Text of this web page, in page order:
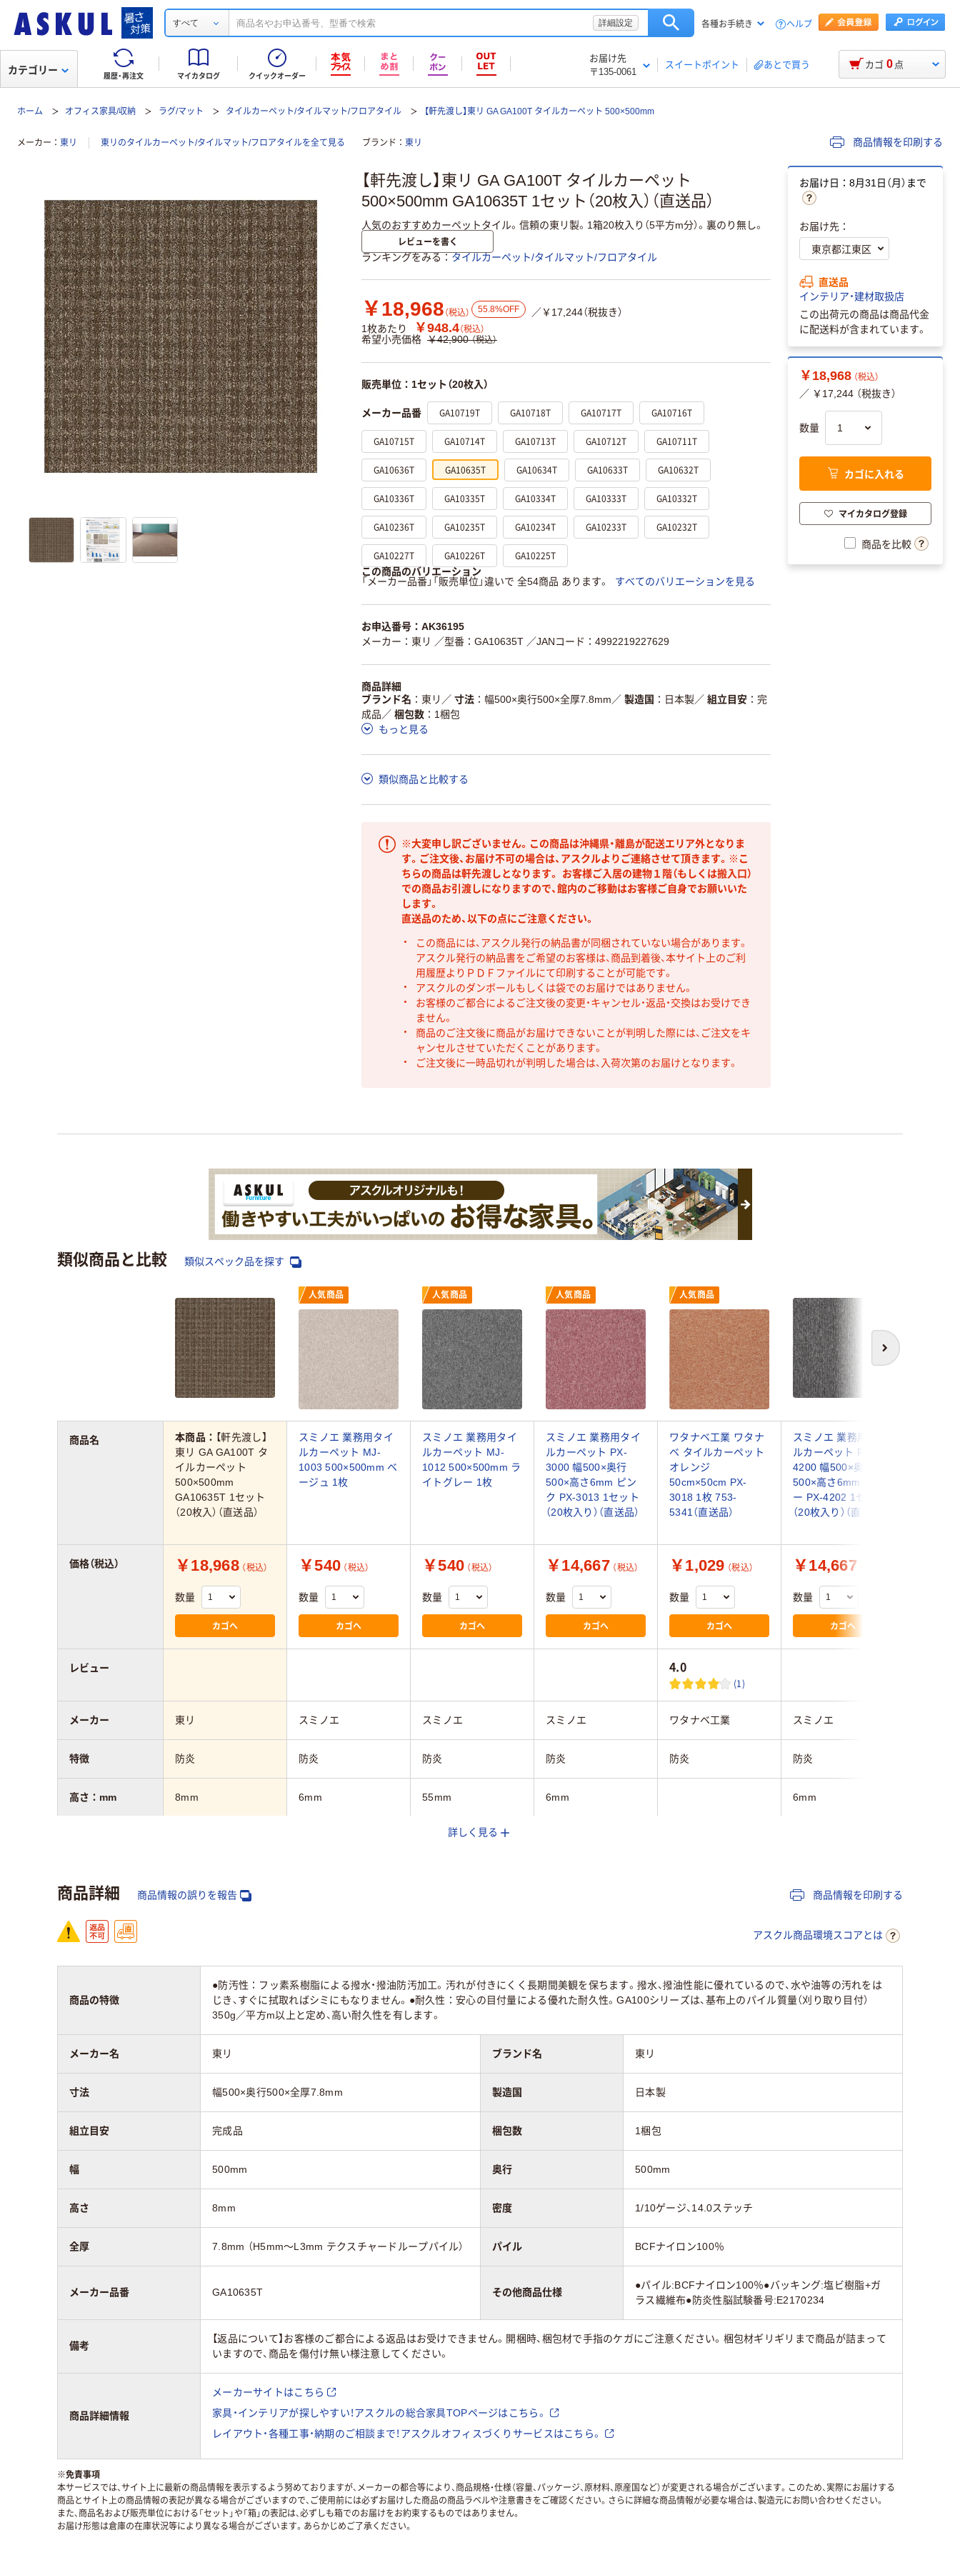
すべて 詳細設定 各種お手続き ヘルプ
履歴・再注文 マイカタログ クイックオーダー
お届け先
〒135-0061
スイートポイント あとで買う
カテゴリー カゴ 0 点
ホーム オフィス家具/収納 ラグ/マット タイルカーペット/タイルマット/フロアタイル 【軒先渡し】東リ GA GA100T タイルカーペット 500×500mm
メーカー 東リ 東リのタイルカーペット/タイルマット/フロアタイルを全て見る ブランド 東リ 商品情報を印刷する
【軒先渡し】東リ GA GA100T タイルカーペット
500×500mm GA10635T 1セット（20枚入）（直送品）
人気のおすすめカーペットタイル。信頼の東リ製。1箱20枚入り（5平方m分）。裏のり無し。
レビューを書く
ランキングをみる タイルカーペット/タイルマット/フロアタイル
￥18,968 （税込） 55.8%OFF
／￥17,244（税抜き）
1枚あたり
￥948.4（税込）
希望小売価格 ￥42,900 （税込）
販売単位：1セット（20枚入）
メーカー品番 GA10719T GA10718T GA10717T GA10716T
GA10715T GA10714T GA10713T GA10712T GA10711T
GA10636T GA10635T GA10634T GA10633T GA10632T
GA10336T GA10335T GA10334T GA10333T GA10332T
GA10236T GA10235T GA10234T GA10233T GA10232T
GA10227T GA10226T GA10225T
この商品のバリエーション
「メーカー品番」「販売単位」違いで 全54商品 あります。
すべてのバリエーションを見る
お申込番号：AK36195
メーカー：東リ ／型番：GA10635T ／JANコード：4992219227629
商品詳細
ブランド名
東リ ／ 寸法 幅500×奥行500×全厚7.8mm ／ 製造国 日本製／ 組立目安
完
成品 ／ 梱包数
1梱包
もっと見る
類似商品と比較する
※大変申し訳ございません。この商品は沖縄県・離島が配送エリア外となりま
す。ご注文後、お届け不可の場合は、アスクルよりご連絡させて頂きます。※こ
ちらの商品は軒先渡しとなります。 お客様ご入居の建物１階（もしくは搬入口）
での商品お引渡しになりますので、館内のご移動はお客様ご自身でお願いいた
します。
直送品のため、以下の点にご注意ください。
この商品には、アスクル発行の納品書が同梱されていない場合があります。
アスクル発行の納品書をご希望のお客様は、商品到着後、本サイト上のご利
用履歴よりＰＤＦファイルにて印刷することが可能です。
アスクルのダンボールもしくは袋でのお届けではありません。
お客様のご都合によるご注文後の変更・キャンセル・返品・交換はお受けでき
ません。
商品のご注文後に商品がお届けできないことが判明した際には、ご注文をキ
ャンセルさせていただくことがあります。
ご注文後に一時品切れが判明した場合は、入荷次第のお届けとなります。
お届け日：8月31日（月）まで
お届け先：
直送品
インテリア・建材取扱店
この出荷元の商品は商品代金
に配送料が含まれています。
￥18,968 （税込）
／ ￥17,244 （税抜き）
数量
カゴに入れる
マイカタログ登録
商品を比較
類似商品と比較 類似スペック品を探す
次へ
人気商品 人気商品 人気商品 人気商品
本商品： 【軒先渡し】
東リ GA GA100T タ
イルカーペット
500×500mm
GA10635T 1セット
（20枚入）（直送品）
スミノエ 業務用タイ
ルカーペット MJ-
1003 500×500mm ベ
ージュ 1枚
スミノエ 業務用タイ
ルカーペット MJ-
1012 500×500mm ラ
イトグレー 1枚
スミノエ 業務用タイ
ルカーペット PX-
3000 幅500×奥行
500×高さ6mm ピン
ク PX-3013 1セット
（20枚入り）（直送品）
ワタナベ工業 ワタナ
ベ タイルカーペット
オレンジ
50cm×50cm PX-
3018 1枚 753-
5341（直送品）
スミノエ 業務用タイ
ルカーペット PX-
4200 幅500×奥行
500×高さ6mm グレ
ー PX-4202 1セット
（20枚入り）（直送品）
￥18,968 （税込）
数量
カゴへ
￥540 （税込）
数量
カゴへ
￥540 （税込）
数量
カゴへ
￥14,667 （税込）
数量
カゴへ
￥1,029 （税込）
数量
カゴへ
￥14,667
数量
カゴへ
4.0
(1)
東リ スミノエ スミノエ スミノエ ワタナベ工業 スミノエ
防炎 防炎 防炎 防炎 防炎 防炎
8mm 6mm 55mm 6mm 6mm
500mm
商品名
価格（税込）
レビュー
メーカー
特徴
高さ：mm
詳しく見る
商品詳細 商品情報の誤りを報告 商品情報を印刷する
アスクル商品環境スコアとは
商品の特徴
●防汚性：フッ素系樹脂による撥水・撥油防汚加工。汚れが付きにくく長期間美観を保ちます。撥水、撥油性能に優れているので、水や油等の汚れをは
じき、すぐに拭取ればシミにもなりません。●耐久性：安心の目付量による優れた耐久性。GA100シリーズは、基布上のパイル質量（刈り取り目付）
350g／平方m以上と定め、高い耐久性を有します。
メーカー名 東リ ブランド名 東リ
寸法 幅500×奥行500×全厚7.8mm 製造国 日本製
組立目安 完成品 梱包数 1梱包
幅 500mm 奥行 500mm
高さ 8mm 密度 1/10ゲージ、14.0ステッチ
全厚 7.8mm （H5mm～L3mm テクスチャードループパイル） パイル BCFナイロン100％
メーカー品番 GA10635T その他商品仕様
●パイル:BCFナイロン100％●バッキング:塩ビ樹脂+ガ
ラス繊維布●防炎性脳試験番号:E2170234
備考
【返品について】お客様のご都合による返品はお受けできません。開梱時、梱包材で手指のケガにご注意ください。梱包材ギリギリまで商品が詰まって
いますので、商品を傷付け無い様注意してください。
商品詳細情報
メーカーサイトはこちら
家具・インテリアが探しやすい！アスクルの総合家具TOPページはこちら。
レイアウト・各種工事・納期のご相談まで！アスクルオフィスづくりサービスはこちら。
※免責事項
本サービスでは、サイト上に最新の商品情報を表示するよう努めておりますが、メーカーの都合等により、商品規格・仕様（容量、パッケージ、原材料、原産国など）が変更される場合がございます。このため、実際にお届けする
商品とサイト上の商品情報の表記が異なる場合がございますので、ご使用前には必ずお届けした商品の商品ラベルや注意書きをご確認ください。さらに詳細な商品情報が必要な場合は、製造元にお問い合わせください。
また、商品名および販売単位における「セット」や「箱」の表記は、必ずしも箱でのお届けをお約束するものではありません。
お届け形態は倉庫の在庫状況等により異なる場合がございます。あらかじめご了承ください。